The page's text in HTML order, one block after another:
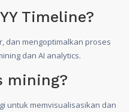
Timeline?
dan mengoptimalkan proses
dan AI analytics.
mining?
untuk memvisualisasikan dan